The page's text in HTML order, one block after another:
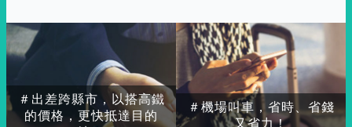
＃出差跨縣市，以搭高鐵
的價格，更快抵達目的
＃機場叫車，省時、省錢
又省力！